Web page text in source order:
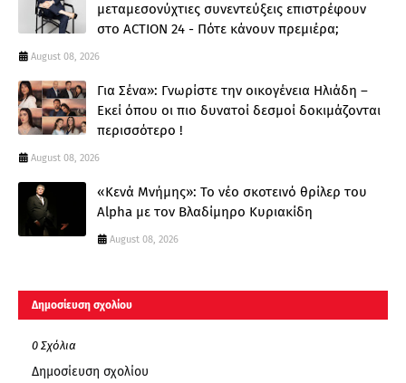
μεταμεσονύχτιες συνεντεύξεις επιστρέφουν
στο ACTION 24 - Πότε κάνουν πρεμιέρα;
August 08, 2026
Για Σένα»: Γνωρίστε την οικογένεια Ηλιάδη –
Εκεί όπου οι πιο δυνατοί δεσμοί δοκιμάζονται
περισσότερο !
August 08, 2026
«Κενά Μνήμης»: Το νέο σκοτεινό θρίλερ του
Alpha με τον Βλαδίμηρο Κυριακίδη
August 08, 2026
Δημοσίευση σχολίου
0 Σχόλια
Δημοσίευση σχολίου